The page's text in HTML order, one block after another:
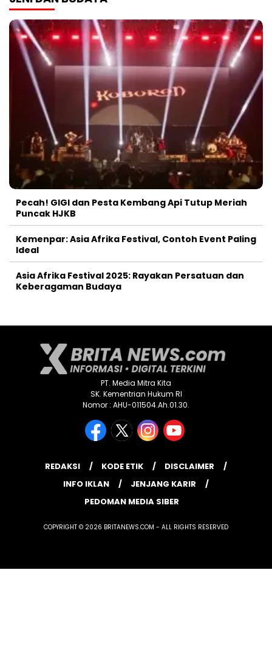
Pecah! GIGI dan Pesta Kembang Api Tutup Meriah
Puncak HJKB
Kemenpar: Asia Afrika Festival, Contoh Event Paling
Ideal
Asia Afrika Festival 2025: Rayakan Persatuan dan
Keberagaman Budaya
PT. Media Mitra Kita
SK. Kementrian Hukum RI
Nomor : AHU-011504.Ah.01.30.
REDAKSI KODE ETIK
DISCLAIMER
INFO IKLAN
JENJANG KARIR
PEDOMAN MEDIA SIBER
COPYRIGHT © 2026 BRITANEWS.COM - ALL RIGHTS RESERVED